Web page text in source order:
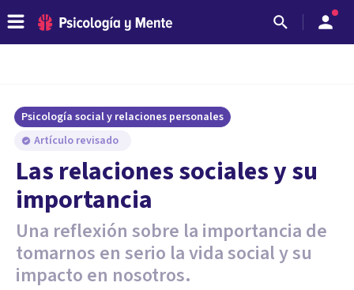
Psicología social y relaciones personales
Artículo revisado
Las relaciones sociales y su
importancia
Una reflexión sobre la importancia de
tomarnos en serio la vida social y su
impacto en nosotros.